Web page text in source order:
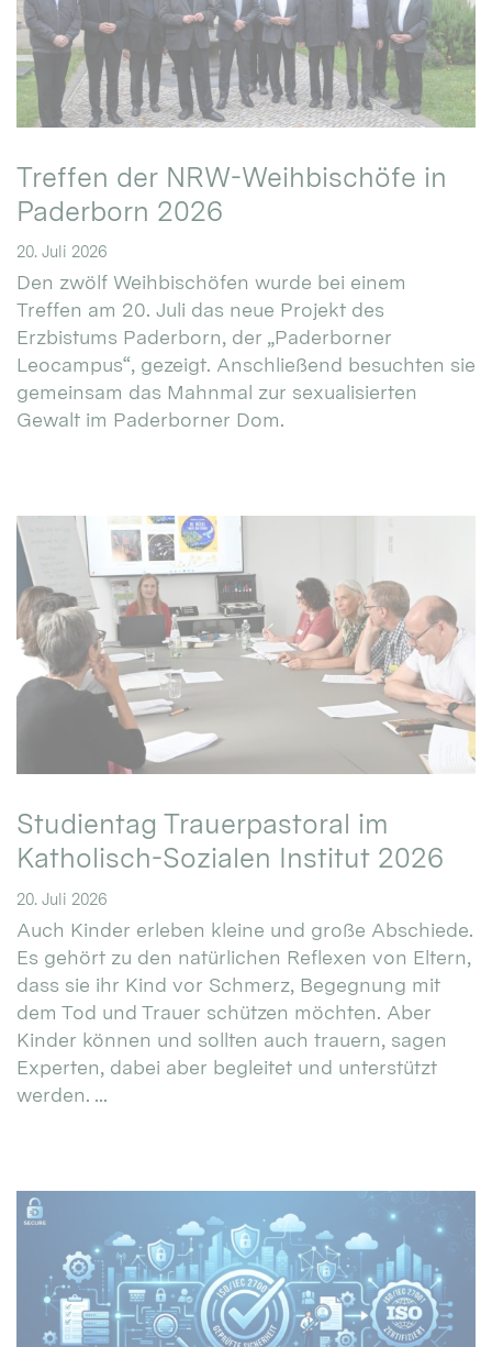
Treffen der NRW-Weihbischöfe in
Paderborn 2026
20. Juli 2026
Den zwölf Weihbischöfen wurde bei einem
Treffen am 20. Juli das neue Projekt des
Erzbistums Paderborn, der „Paderborner
Leocampus“, gezeigt. Anschließend besuchten sie
gemeinsam das Mahnmal zur sexualisierten
Gewalt im Paderborner Dom.
Studientag Trauerpastoral im
Katholisch-Sozialen Institut 2026
20. Juli 2026
Auch Kinder erleben kleine und große Abschiede.
Es gehört zu den natürlichen Reflexen von Eltern,
dass sie ihr Kind vor Schmerz, Begegnung mit
dem Tod und Trauer schützen möchten. Aber
Kinder können und sollten auch trauern, sagen
Experten, dabei aber begleitet und unterstützt
werden. ...